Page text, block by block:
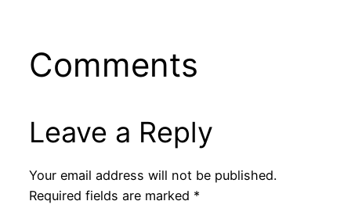
Comments
Leave a Reply
Your email address will not be published.
Required fields are marked *